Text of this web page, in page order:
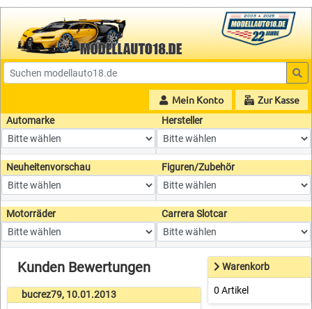
Mein Konto Zur Kasse
Automarke Hersteller
Neuheitenvorschau Figuren/Zubehör
Motorräder Carrera Slotcar
Kunden Bewertungen
bucrez79, 10.01.2013
Warenkorb
0 Artikel